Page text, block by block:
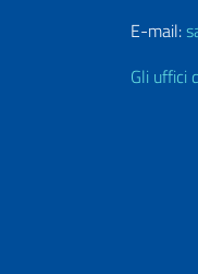
E-mail:
Gli uffici